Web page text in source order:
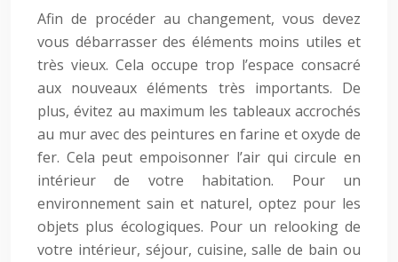
Afin de procéder au changement, vous devez
vous débarrasser des éléments moins utiles et
très vieux. Cela occupe trop l’espace consacré
aux nouveaux éléments très importants. De
plus, évitez au maximum les tableaux accrochés
au mur avec des peintures en farine et oxyde de
fer. Cela peut empoisonner l’air qui circule en
intérieur de votre habitation. Pour un
environnement sain et naturel, optez pour les
objets plus écologiques. Pour un relooking de
votre intérieur, séjour, cuisine, salle de bain ou